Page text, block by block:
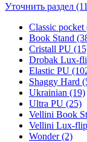
Уточнить раздел
Classic pocket
Book Stand
Cristall PU
Drobak Lux-
Elastic PU
Shaggy Hard
Ukrainian (19)
Ultra PU (25)
Vellini Book
Vellini Lux-
Wonder (2)